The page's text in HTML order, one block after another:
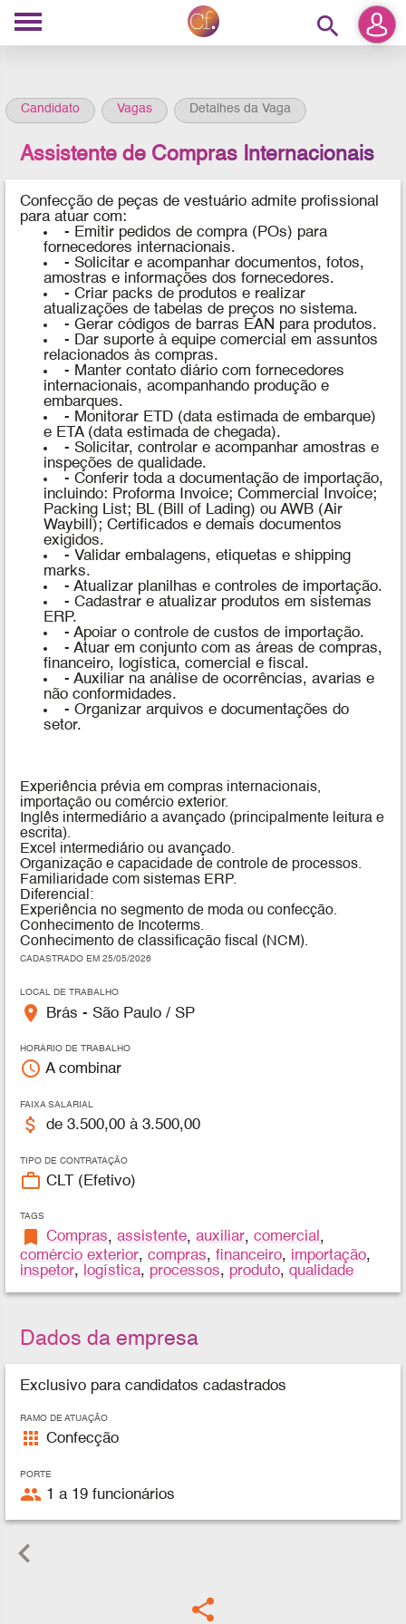
search
Candidato Vagas Detalhes da Vaga
Assistente de Compras Internacionais
Confecção de peças de vestuário admite profissional
para atuar com:
- Emitir pedidos de compra (POs) para
fornecedores internacionais.
- Solicitar e acompanhar documentos, fotos,
amostras e informações dos fornecedores.
- Criar packs de produtos e realizar
atualizações de tabelas de preços no sistema.
- Gerar códigos de barras EAN para produtos.
- Dar suporte à equipe comercial em assuntos
relacionados às compras.
- Manter contato diário com fornecedores
internacionais, acompanhando produção e
embarques.
- Monitorar ETD (data estimada de embarque)
e ETA (data estimada de chegada).
- Solicitar, controlar e acompanhar amostras e
inspeções de qualidade.
- Conferir toda a documentação de importação,
incluindo: Proforma Invoice; Commercial Invoice;
Packing List; BL (Bill of Lading) ou AWB (Air
Waybill); Certificados e demais documentos
exigidos.
- Validar embalagens, etiquetas e shipping
marks.
- Atualizar planilhas e controles de importação.
- Cadastrar e atualizar produtos em sistemas
ERP.
- Apoiar o controle de custos de importação.
- Atuar em conjunto com as áreas de compras,
financeiro, logística, comercial e fiscal.
- Auxiliar na análise de ocorrências, avarias e
não conformidades.
- Organizar arquivos e documentações do
setor.
Experiência prévia em compras internacionais,
importação ou comércio exterior.
Inglês intermediário a avançado (principalmente leitura e
escrita).
Excel intermediário ou avançado.
Organização e capacidade de controle de processos.
Familiaridade com sistemas ERP.
Diferencial:
Experiência no segmento de moda ou confecção.
Conhecimento de Incoterms.
Conhecimento de classificação fiscal (NCM).
CADASTRADO EM 25/05/2026
LOCAL DE TRABALHO
place Brás - São Paulo / SP
HORÁRIO DE TRABALHO
access_time A combinar
FAIXA SALARIAL
attach_money de 3.500,00 à 3.500,00
TIPO DE CONTRATAÇÃO
work_outline CLT (Efetivo)
TAGS
bookmark Compras,assistente,auxiliar,comercial ,
comércio exterior,compras,financeiro, importação,
inspetor, logística, processos, produto,qualidade
Dados da empresa
Exclusivo para candidatos cadastrados
RAMO DE ATUAÇÃO
apps Confecção
PORTE
people 1 a 19 funcionários
keyboard_arrow_left
share